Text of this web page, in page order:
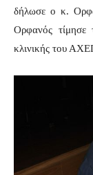
δήλωσε ο κ.
Ορφανός τίμησε
κλινικής του